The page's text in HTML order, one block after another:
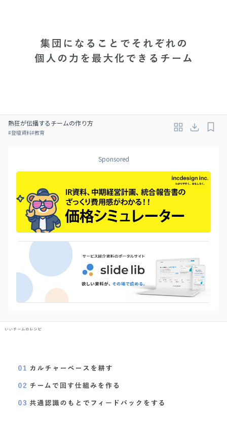
熱狂が伝播するチームの作り方
#登壇資料#教育
Sponsored